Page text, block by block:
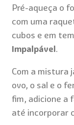
Pré-aqueça o
com uma
cubos e em
Impalpável.
Com a mistura
ovo, o sal e o
fim, adicione a
até incorporar